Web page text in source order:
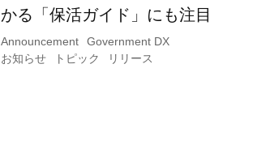
かる「保活ガイド」にも注目
Announcement
Government DX
お知らせ
トピック リリース